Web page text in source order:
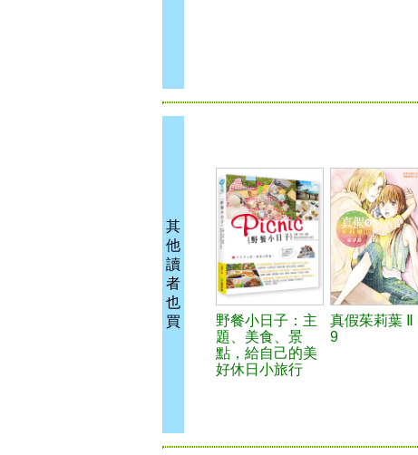
其
他
讀
者
也
買
野餐小日子：主
題、美食、景
點，給自己的美
好休日小旅行
真假茱莉葉 Ⅱ
9